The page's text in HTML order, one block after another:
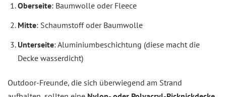
Oberseite: Baumwolle oder Fleece
Mitte: Schaumstoff oder Baumwolle
Unterseite: Aluminiumbeschichtung (diese macht die
Decke wasserdicht)
Outdoor-Freunde, die sich überwiegend am Strand